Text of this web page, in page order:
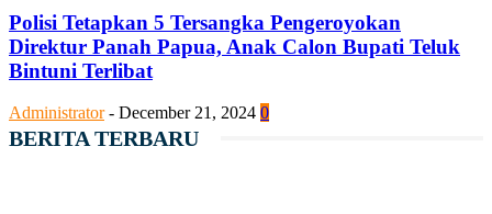
Polisi Tetapkan 5 Tersangka Pengeroyokan
Direktur Panah Papua, Anak Calon Bupati Teluk
Bintuni Terlibat
Administrator - December 21, 2024 0
BERITA TERBARU